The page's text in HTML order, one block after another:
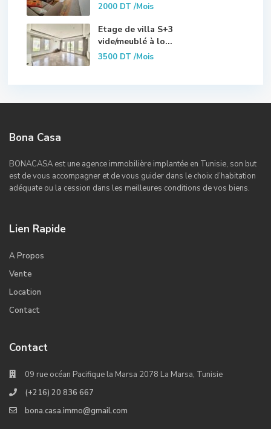
2000 DT/Mois
Etage de villa S+3
vide/meublé à lo...
3500 DT/Mois
Bona Casa
BONACASA est une agence immobilière implantée en Tunisie, son but
est de vous accompagner et de vous guider dans le choix d’habitation
adéquate ou la cession dans les meilleures conditions de vos biens.
Lien Rapide
A Propos
Vente
Location
Contact
Contact
09 rue océan Pacifique la Marsa 2078 La Marsa, Tunisie
(+216) 20 836 667
bona.casa.immo@gmail.com